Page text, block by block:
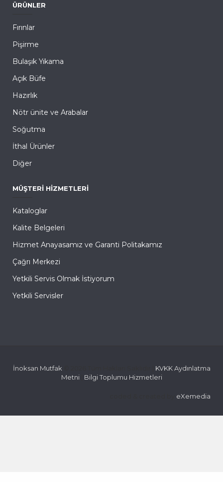
ÜRÜNLER
Fırınlar
Pişirme
Bulaşık Yıkama
Açık Büfe
Hazırlık
Nötr ünite ve Arabalar
Soğutma
İthal Ürünler
Diğer
MÜŞTERI HIZMETLERI
Kataloglar
Kalite Belgeleri
Hizmet Anayasamız ve Garanti Politakamız
Çağrı Merkezi
Yetkili Servis Olmak İstiyorum
Yetkili Servisler
İnoksan Mutfak
KVKK Aydınlatma
Metni| Bilgi Toplumu Hizmetleri
eXemedia